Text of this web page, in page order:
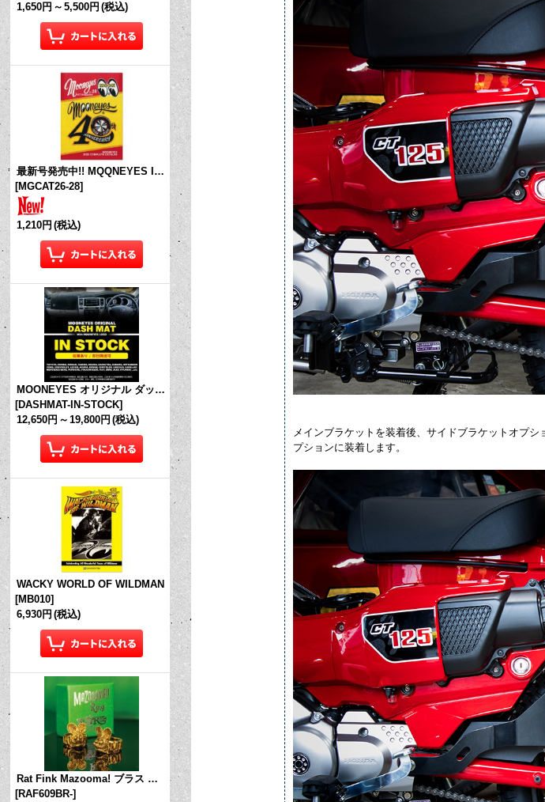
1,650円 ～ 5,500円 (税込)
最新号発売中!! MQQNEYES International Magazine No.28 2026
[MGCAT26-28]
1,210円 (税込)
MOONEYES オリジナル ダッシュマット (in Stock!)
[DASHMAT-IN-STOCK]
12,650円 ～ 19,800円 (税込)
WACKY WORLD OF WILDMAN
[MB010]
6,930円 (税込)
Rat Fink Mazooma! ブラス リング
[RAF609BR-]
メインブラケットを装着後、サイドブラケットオプ
プションに装着します。